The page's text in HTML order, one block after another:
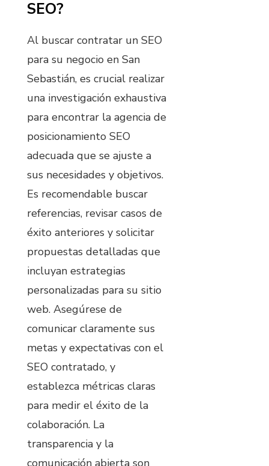
SEO?
Al buscar contratar un SEO
para su negocio en San
Sebastián, es crucial realizar
una investigación exhaustiva
para encontrar la agencia de
posicionamiento SEO
adecuada que se ajuste a
sus necesidades y objetivos.
Es recomendable buscar
referencias, revisar casos de
éxito anteriores y solicitar
propuestas detalladas que
incluyan estrategias
personalizadas para su sitio
web. Asegúrese de
comunicar claramente sus
metas y expectativas con el
SEO contratado, y
establezca métricas claras
para medir el éxito de la
colaboración. La
transparencia y la
comunicación abierta son